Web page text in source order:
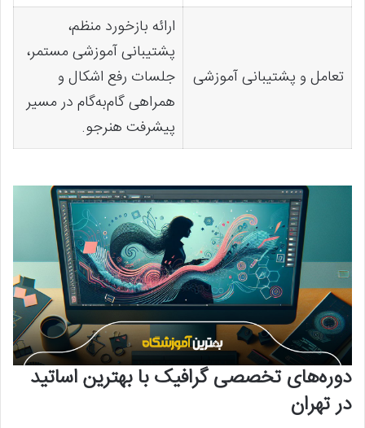
تعامل و پشتیبانی آموزشی
ارائه بازخورد منظم،
پشتیبانی آموزشی مستمر،
جلسات رفع اشکال و
همراهی گام‌به‌گام در مسیر
پیشرفت هنرجو.
دوره‌های تخصصی گرافیک با بهترین اساتید
در تهران